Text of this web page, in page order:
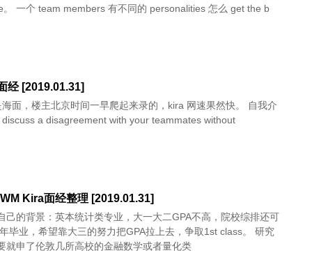
什么 value。 一个 team members 有不同的 personalities 怎么 get the b
经 [2019.01.31]
面，楼主北京时间一早爬起来录的，kira 网速果然快。 自我介
a disagreement with your teammates without
Kira面经整理 [2019.01.31]
己的背景：英本统计类专业，大一大二GPA不高，院校综排还可
毕业，希望靠大三的努力把GPA拉上去，争取1st class。 研究
就申了伦敦几所高校的金融数学或者量化类